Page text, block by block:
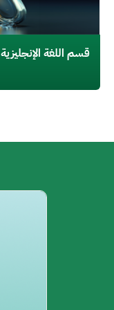
قسم اللغة الإنجليزية
الصورة